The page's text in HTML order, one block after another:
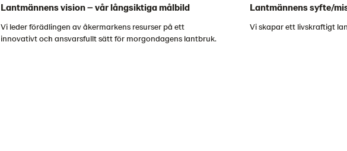
Lantmännens vision – vår långsiktiga målbild
Vi leder förädlingen av åkermarkens resurser på ett
innovativt och ansvarsfullt sätt för morgondagens lantbruk.
Lantmännens syfte/
Vi skapar ett livskraftigt